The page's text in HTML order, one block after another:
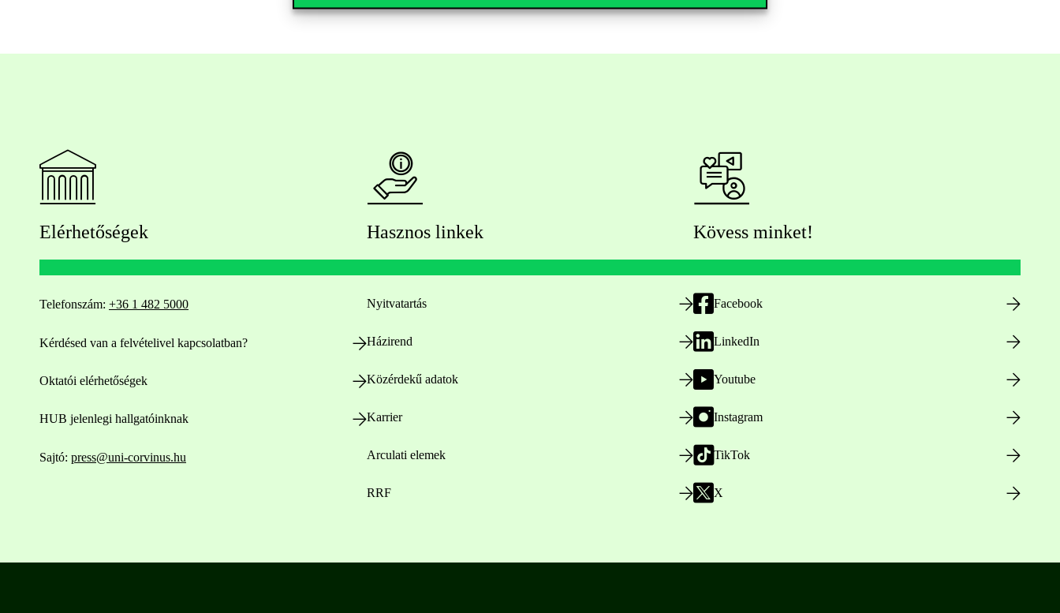
Elérhetőségek
Telefonszám: +36 1 482 5000
Kérdésed van a felvételivel kapcsolatban?
Oktatói elérhetőségek
HUB jelenlegi hallgatóinknak
Sajtó: press@uni-corvinus.hu
Hasznos linkek
Nyitvatartás
Házirend
Közérdekű adatok
Karrier
Arculati elemek
RRF
Kövess minket!
Facebook
LinkedIn
Youtube
Instagram
TikTok
X